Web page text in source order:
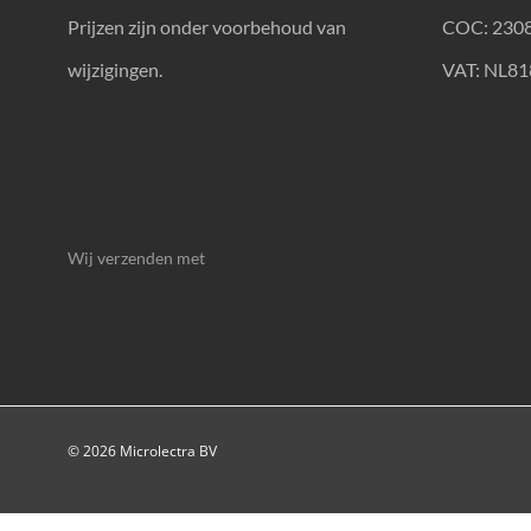
Prijzen zijn onder voorbehoud van
wijzigingen.
COC:
VAT:
Wij verzenden met
© 2026 Microlectra BV